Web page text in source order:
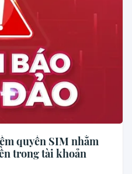
quyền SIM nhằm
trong tài khoản